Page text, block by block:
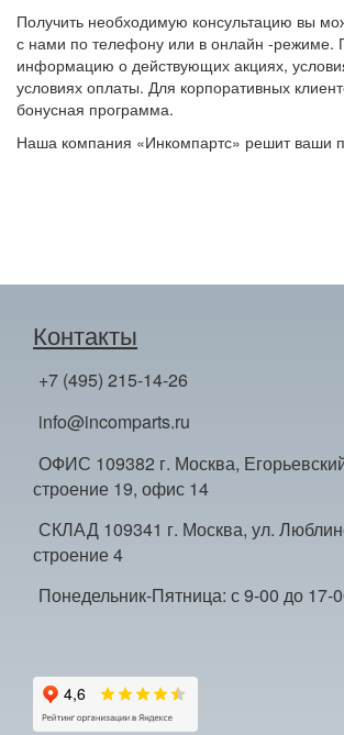
Получить необходимую консультацию вы
с нами по телефону или в онлайн -режиме.
информацию о действующих акциях,
условиях оплаты. Для корпоративных
бонусная программа.
Наша компания «Инкомпартс» решит ваши
Контакты
+7 (495) 215-14-26
info@incomparts.ru
ОФИС 109382 г. Москва,
строение 19, офис 14
СКЛАД 109341 г. Москва, ул.
строение 4
Понедельник-Пятница: с 9-00 до 17-